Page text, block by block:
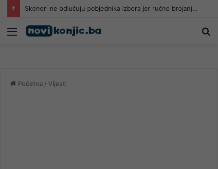
Skeneri ne odlučuju pobjednika izbora jer ručno brojanje ima posljednju riječ
Meni
Početna / Vijesti